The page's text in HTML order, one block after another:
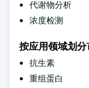
代谢物分析
浓度检测
按应用领域划分
抗生素
重组蛋白